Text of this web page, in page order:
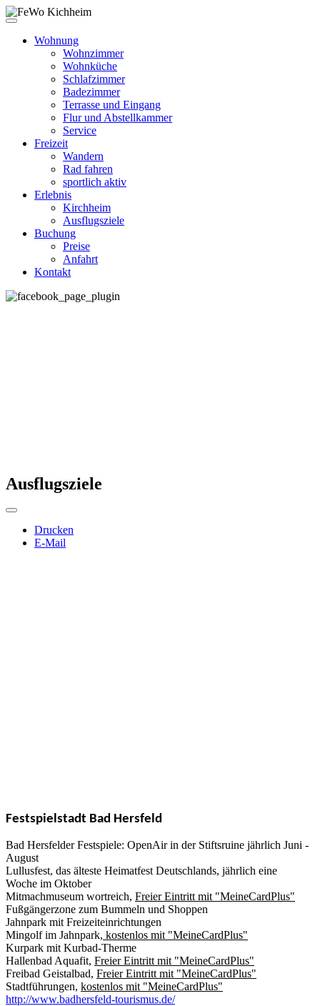
Wohnung
Wohnzimmer
Wohnküche
Schlafzimmer
Badezimmer
Terrasse und Eingang
Flur und Abstellkammer
Service
Freizeit
Wandern
Rad fahren
sportlich aktiv
Erlebnis
Kirchheim
Ausflugsziele
Buchung
Preise
Anfahrt
Kontakt
Ausflugsziele
Drucken
E-Mail
Festspielstadt Bad Hersfeld
Bad Hersfelder Festspiele: OpenAir in der Stiftsruine jährlich Juni -
August
Lullusfest, das älteste Heimatfest Deutschlands, jährlich eine
Woche im Oktober
Mitmachmuseum wortreich, Freier Eintritt mit "MeineCardPlus"
Fußgängerzone zum Bummeln und Shoppen
Jahnpark mit Freizeiteinrichtungen
Mingolf im Jahnpark, kostenlos mit "MeineCardPlus"
Kurpark mit Kurbad-Therme
Hallenbad Aquafit, Freier Eintritt mit "MeineCardPlus"
Freibad Geistalbad, Freier Eintritt mit "MeineCardPlus"
Stadtführungen, kostenlos mit "MeineCardPlus"
http://www.badhersfeld-tourismus.de/